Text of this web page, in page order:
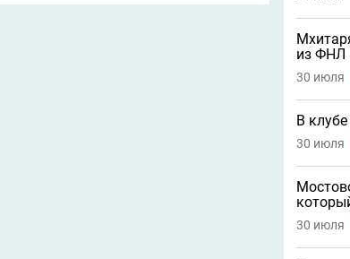
из ФНЛ
30 июля
В
30 июля
30 июля